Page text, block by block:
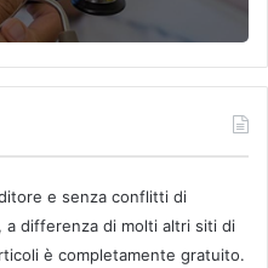
e senza conflitti di
differenza di molti altri siti di
è completamente gratuito.